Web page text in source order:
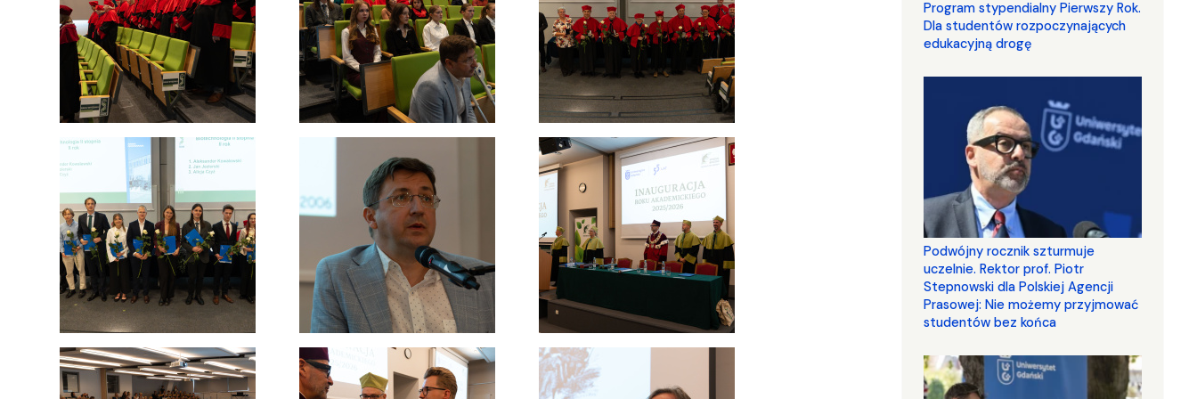
Program stypendialny Pierwszy Rok.
Dla studentów rozpoczynających
edukacyjną drogę
Podwójny rocznik szturmuje
uczelnie. Rektor prof. Piotr
Stepnowski dla Polskiej Agencji
Prasowej: Nie możemy przyjmować
studentów bez końca